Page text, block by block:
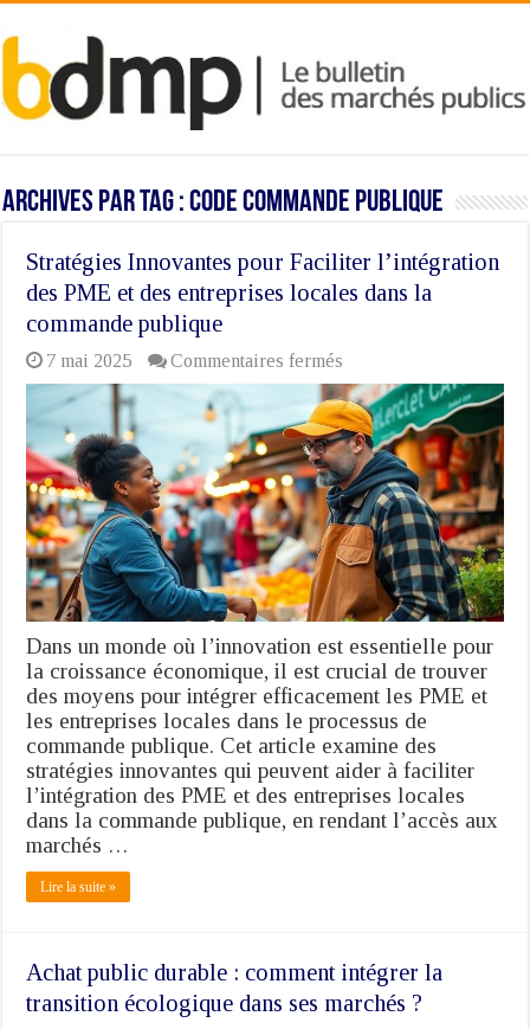
Archives par tag :Code commande publique
Stratégies Innovantes pour Faciliter l’intégration
des PME et des entreprises locales dans la
commande publique
7 mai 2025 Commentaires fermés
Stratégies
Innovantes
pour
Faciliter
l’intégration
des
PME
et
des
entreprises
locales
dans
commande
publique
Dans un monde où l’innovation est essentielle pour
la croissance économique, il est crucial de trouver
des moyens pour intégrer efficacement les PME et
les entreprises locales dans le processus de
commande publique. Cet article examine des
stratégies innovantes qui peuvent aider à faciliter
l’intégration des PME et des entreprises locales
dans la commande publique, en rendant l’accès aux
marchés …
Lire la suite »
Achat public durable : comment intégrer la
transition écologique dans ses marchés ?